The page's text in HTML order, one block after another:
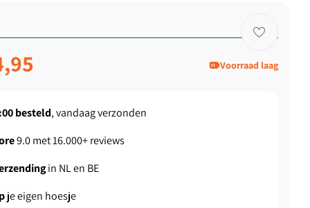
Voorraad laag
besteld, vandaag verzonden
9.0 met 16.000+ reviews
in NL en BE
je eigen hoesje